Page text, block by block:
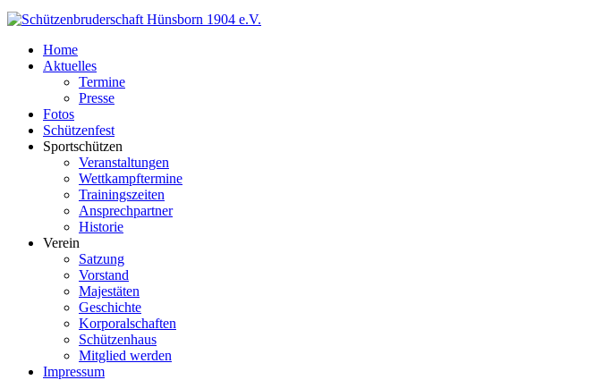
Home
Aktuelles
Termine
Presse
Fotos
Schützenfest
Sportschützen
Veranstaltungen
Wettkampftermine
Trainingszeiten
Ansprechpartner
Historie
Verein
Satzung
Vorstand
Majestäten
Geschichte
Korporalschaften
Schützenhaus
Mitglied werden
Impressum